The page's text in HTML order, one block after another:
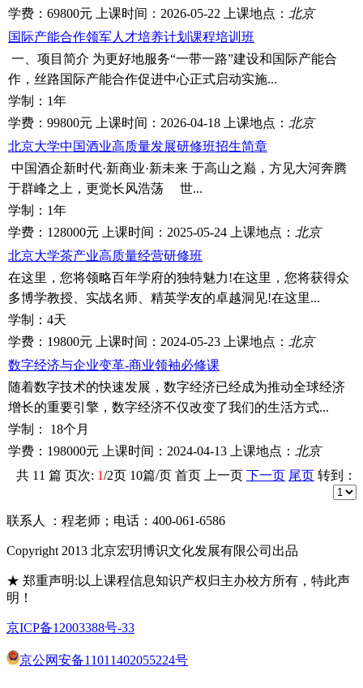
学费： 69800元 上课时间： 2026-05-22 上课地点： 北京
国际产能合作领军人才培养计划课程培训班
一、项目简介 为更好地服务“一带一路”建设和国际产能合
作，丝路国际产能合作促进中心正式启动实施...
学制： 1年
学费： 99800元 上课时间： 2026-04-18 上课地点： 北京
北京大学中国酒业高质量发展研修班招生简章
中国酒企新时代·新商业·新未来 于高山之巅，方见大河奔腾
于群峰之上，更觉长风浩荡 世...
学制： 1年
学费： 128000元 上课时间： 2025-05-24 上课地点： 北京
北京大学茶产业高质量经营研修班
在这里，您将领略百年学府的独特魅力!在这里，您将获得众
多博学教授、实战名师、精英学友的卓越洞见!在这里...
学制： 4天
学费： 19800元 上课时间： 2024-05-23 上课地点： 北京
数字经济与企业变革-商业领袖必修课
随着数字技术的快速发展，数字经济已经成为推动全球经济
增长的重要引擎，数字经济不仅改变了我们的生活方式...
学制：
18个月
学费： 198000元 上课时间： 2024-04-13 上课地点： 北京
共 11 篇 页次: 1/2页 10篇/页 首页 上一页 下一页 尾页 转到：
联系人 ：程老师；电话：400-061-6586
Copyright 2013 北京宏玥博识文化发展有限公司出品
★ 郑重声明:以上课程信息知识产权归主办校方所有，特此声
明！
京ICP备12003388号-33
京公网安备11011402055224号